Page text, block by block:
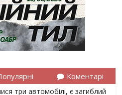
Коментарі
три автомобілі, є загиблий